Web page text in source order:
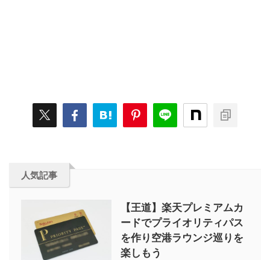
人気記事
【王道】楽天プレミアムカ
ードでプライオリティパス
を作り空港ラウンジ巡りを
楽しもう